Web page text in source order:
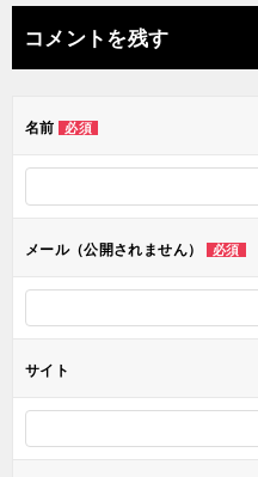
ナ
ビ
ー
ン
コメントを残す
名前 必須
メール（公開されません） 必須
サイト